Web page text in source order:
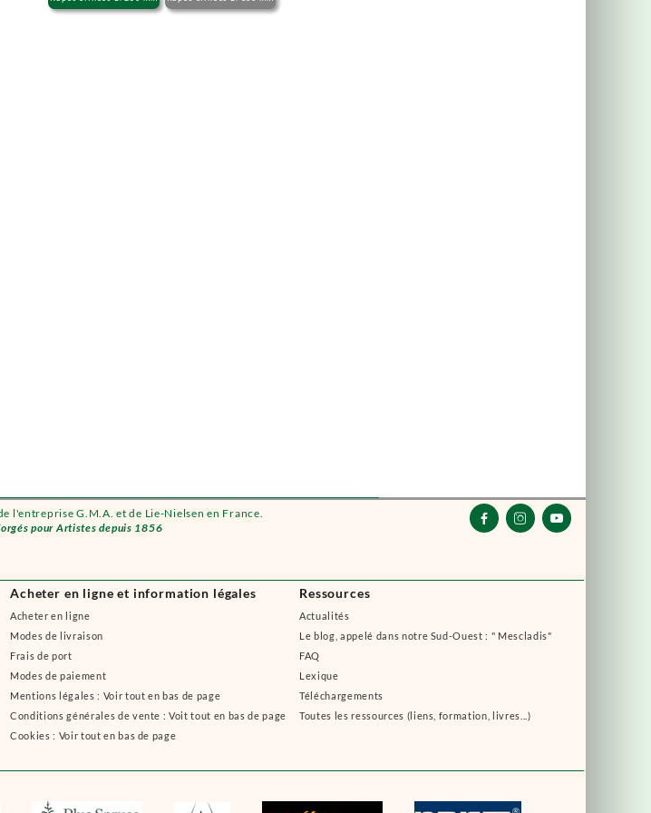
l'entreprise G.M.A. et de Lie-Nielsen en France.
pour Artistes depuis 1856
Acheter en ligne et information légales
Acheter en ligne
Modes de livraison
Frais de port
Modes de paiement
Mentions légales : Voir tout en bas de page
Conditions générales de vente : Voit tout en bas de page
Cookies : Voir tout en bas de page
Ressources
Actualités
Le blog, appelé dans notre Sud-Ouest : " Mescladis"
FAQ
Lexique
Téléchargements
Toutes les ressources (liens, formation, livres...)
  